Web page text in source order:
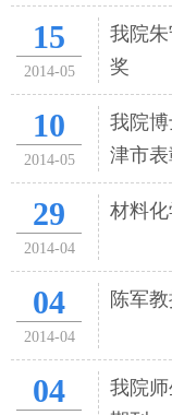
15
2014-05
我院
奖
10
2014-05
我院
津市表
29
2014-04
材料
04
2014-04
陈军
04
我院